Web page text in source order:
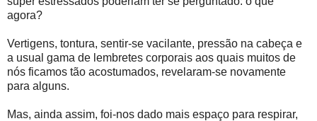
agora?
Vertigens, tontura, sentir-se vacilante, pressão na cabeça e
a usual gama de lembretes corporais aos quais muitos de
nós ficamos tão acostumados, revelaram-se novamente
para alguns.
Mas, ainda assim, foi-nos dado mais espaço para respirar,